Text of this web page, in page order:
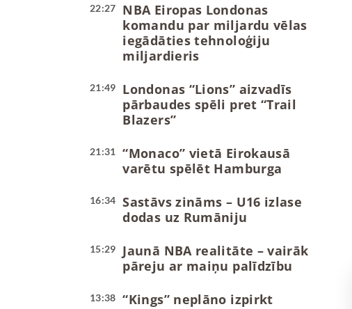
22:27
NBA Eiropas Londonas
komandu par miljardu vēlas
iegādāties tehnoloģiju
miljardieris
21:49
Londonas “Lions” aizvadīs
pārbaudes spēli pret “Trail
Blazers”
21:31
“Monaco” vietā Eirokausā
varētu spēlēt Hamburga
16:34
Sastāvs zināms – U16 izlase
dodas uz Rumāniju
15:29
Jaunā NBA realitāte – vairāk
pāreju ar maiņu palīdzību
13:38
“Kings” neplāno izpirkt